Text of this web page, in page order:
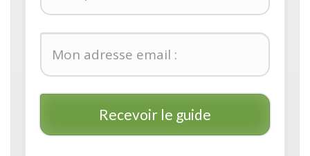
Recevoir le guide